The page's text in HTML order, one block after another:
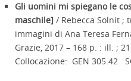
Gli uomini mi spiegano le
maschile] / Rebecca Solnit ;
immagini di Ana Teresa
Grazie, 2017 – 168 p. : ill. ;
Collocazione: GEN 305.42